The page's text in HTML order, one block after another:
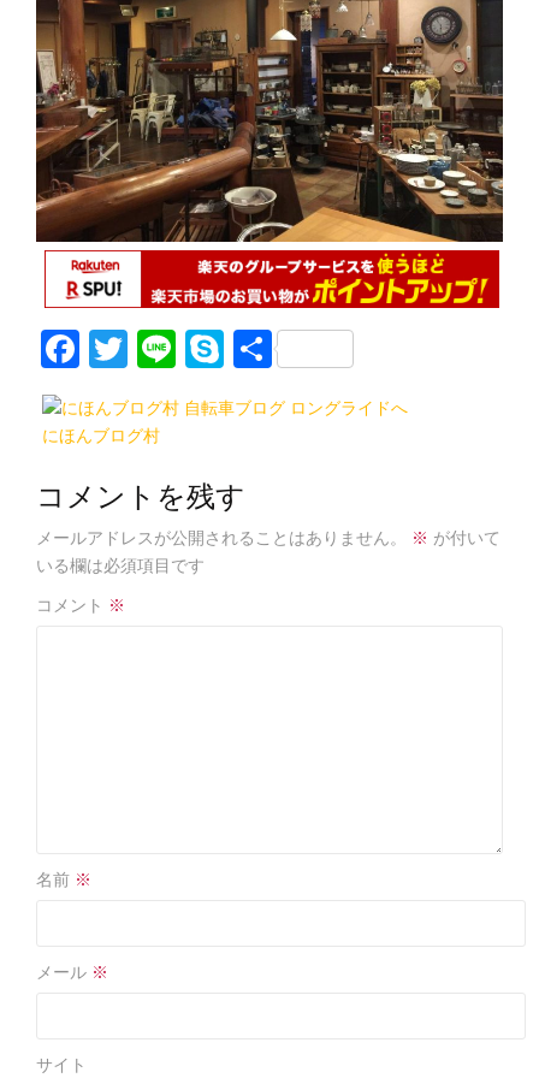
F
a
c
b
o
o
k
T
w
itt
Li
n
e
S
k
y
e
共
有
にほんブログ村
コメントを残す
メールアドレスが公開されることはありません。 ※ が付いて
いる欄は必須項目です
コメント ※
名前 ※
メール ※
サイト